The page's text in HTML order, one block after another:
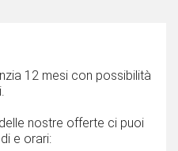
12 mesi con possibilità
nostre offerte ci puoi
e orari: